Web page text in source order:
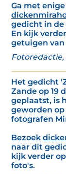
Ga met
gedicht in de
En kijk
getuigen
Fotoredactie,
Het gedicht
Zande op 19
geplaatst, is
geworden
fotografen
Bezoek
naar dit
kijk verder
foto's.